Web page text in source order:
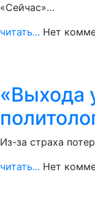
«Сейчас»…
читать... Нет
«Выхода
Из-за страха
читать... Нет